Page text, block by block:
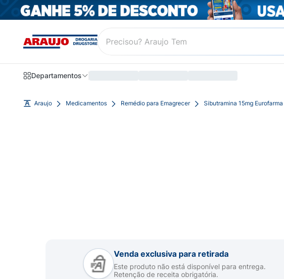
Departamentos
Araujo Medicamentos Remédio para Emagrecer Sibutramina 15mg
Venda exclusiva para retirada
Este produto não está disponível para entrega.
Retenção de receita obrigatória.